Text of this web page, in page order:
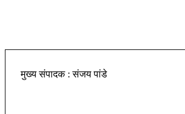
मुख्य संपादक : संजय पांडे